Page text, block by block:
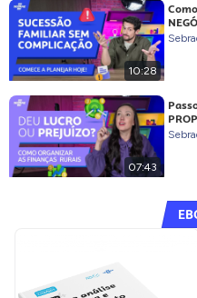
10:28
07:43